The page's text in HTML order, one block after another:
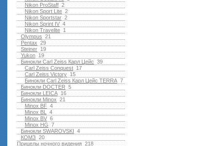
2
Nikon ProStaff
2
Nikon Sport Lite
2
Nikon Sportstar
4
Nikon Sprint IV
1
Nikon Travelite
21
Olympus
29
Pentax
19
Steiner
19
Yukon
39
Бинокли Carl Zeiss Карл Цейс
17
Carl Zeiss Conquest
15
Carl Zeiss Victory
7
Бинокли Carl Zeiss Карл Цейс TERRA
5
Бинокли DOCTER
16
Бинокли LEICA
21
Бинокли Minox
4
Minox BF
4
Minox BL
6
Minox BV
7
Minox HG
4
Бинокли SWAROVSKI
20
КОМЗ
218
Прицелы ночного видения